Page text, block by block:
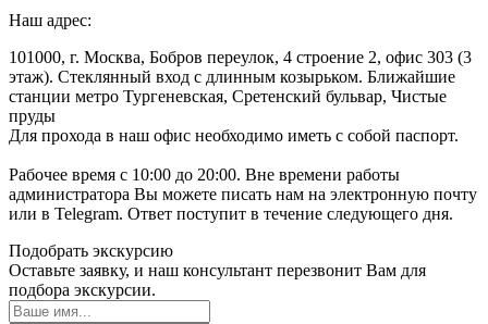
Наш адрес:
101000, г. Москва, Бобров переулок, 4 строение 2, офис 303 (3
этаж). Стеклянный вход с длинным козырьком. Ближайшие
станции метро Тургеневская, Сретенский бульвар, Чистые
пруды
Для прохода в наш офис необходимо иметь с собой паспорт.
Рабочее время с 10:00 до 20:00. Вне времени работы
администратора Вы можете писать нам на электронную почту
или в Telegram. Ответ поступит в течение следующего дня.
Подобрать экскурсию
Оставьте заявку, и наш консультант перезвонит Вам для
подбора экскурсии.